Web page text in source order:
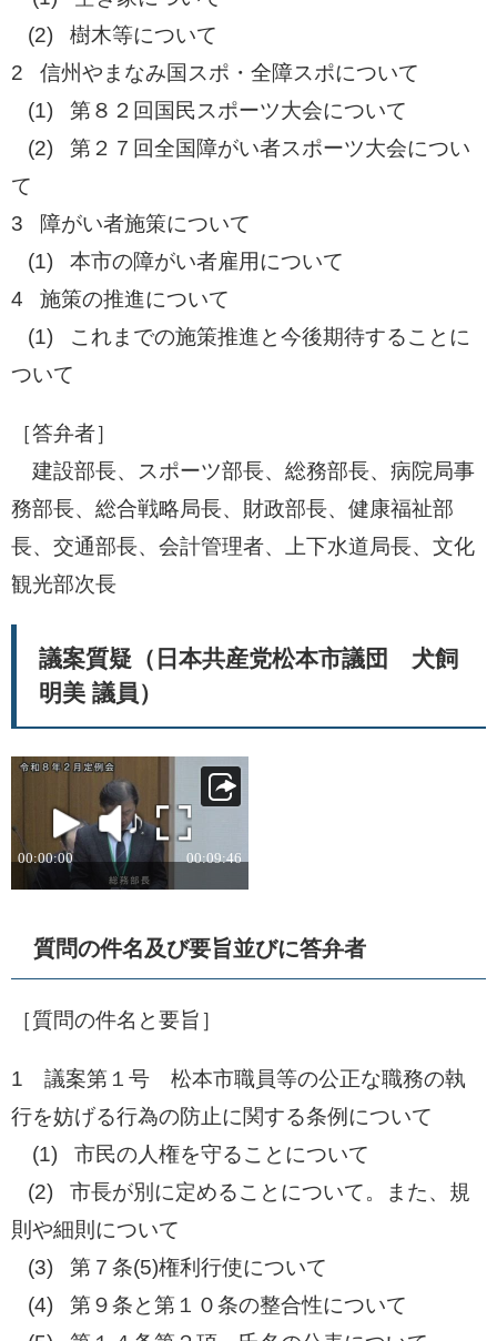
(2) 樹木等について
2 信州やまなみ国スポ・全障スポについて
(1) 第８２回国民スポーツ大会について
(2) 第２７回全国障がい者スポーツ大会につい
て
3 障がい者施策について
(1) 本市の障がい者雇用について
4 施策の推進について
​ (1) これまでの施策推進と今後期待することに
ついて
［答弁者］
​ 建設部長、スポーツ部長、総務部長、病院局事
務部長、総合戦略局長、財政部長、健康福祉部
長、交通部長、会計管理者、上下水道局長、文化
観光部次長
議案質疑（日本共産党松本市議団 犬飼
明美 議員）
質問の件名及び要旨並びに答弁者
［質問の件名と要旨］
1 議案第１号 松本市職員等の公正な職務の執
行を妨げる行為の防止に関する条例について
(1) 市民の人権を守ることについて
(2) 市長が別に定めることについて。また、規
則や細則について
(3) 第７条(5)権利行使について
(4) 第９条と第１０条の整合性について